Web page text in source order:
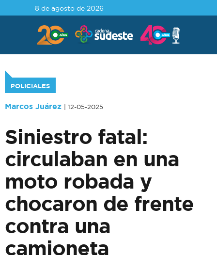
8 de agosto de 2026
POLICIALES
Marcos Juárez | 12-05-2025
Siniestro fatal:
circulaban en una
moto robada y
chocaron de frente
contra una
camioneta